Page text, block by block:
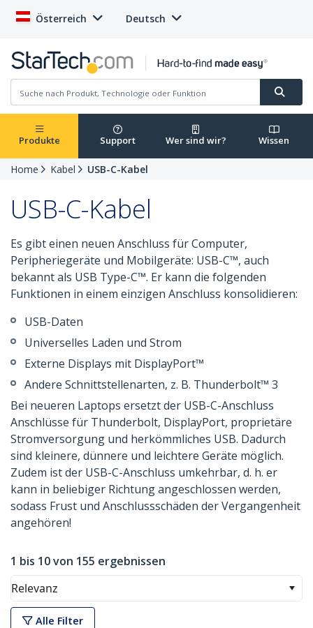
Österreich Deutsch
Produkte Support Wer sind wir? Wissen
Home Kabel USB-C-Kabel
USB-C-Kabel
Es gibt einen neuen Anschluss für Computer,
Peripheriegeräte und Mobilgeräte: USB-C™, auch
bekannt als USB Type-C™. Er kann die folgenden
Funktionen in einem einzigen Anschluss konsolidieren:
USB-Daten
Universelles Laden und Strom
Externe Displays mit DisplayPort™
Andere Schnittstellenarten, z. B. Thunderbolt™ 3
Bei neueren Laptops ersetzt der USB-C-Anschluss
Anschlüsse für Thunderbolt, DisplayPort, proprietäre
Stromversorgung und herkömmliches USB. Dadurch
sind kleinere, dünnere und leichtere Geräte möglich.
Zudem ist der USB-C-Anschluss umkehrbar, d. h. er
kann in beliebiger Richtung angeschlossen werden,
sodass Frust und Anschlussschäden der Vergangenheit
angehören!
1 bis 10 von 155 ergebnissen
Relevanz
Alle Filter